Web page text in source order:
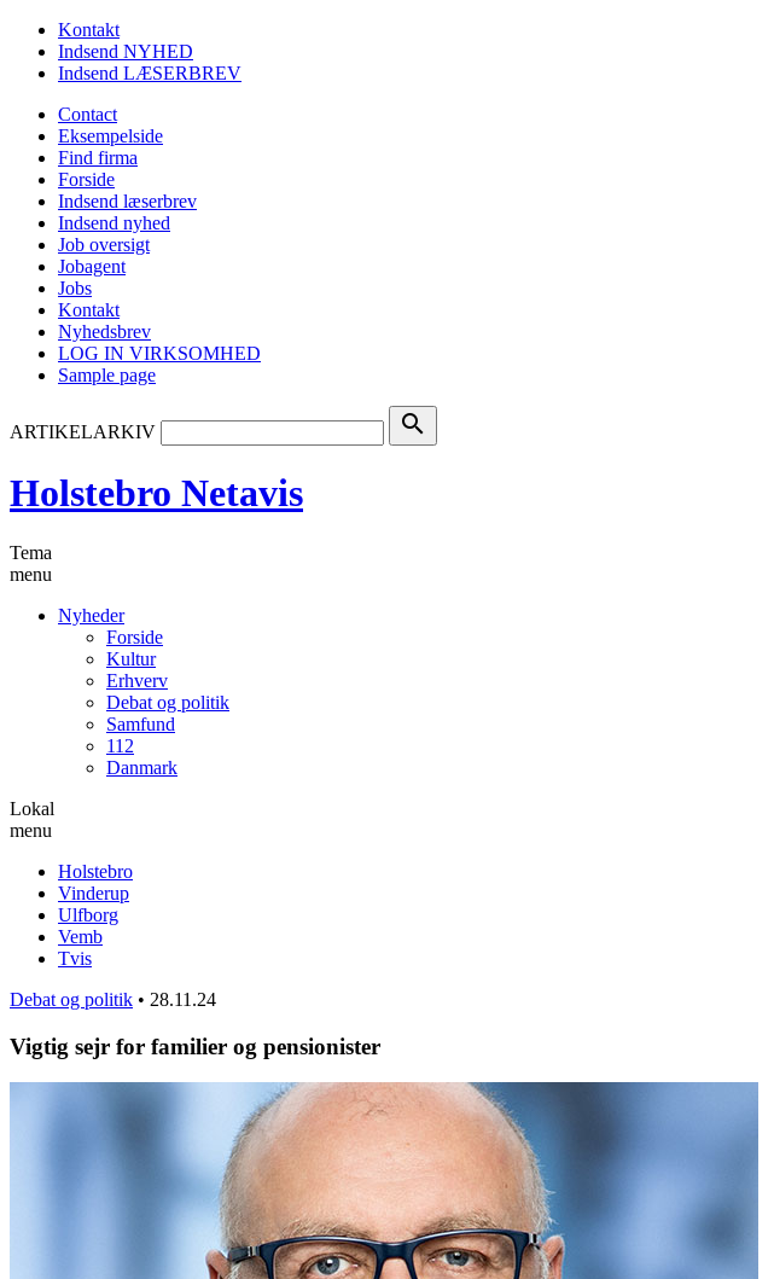
Kontakt
Indsend NYHED
Indsend LÆSERBREV
Contact
Eksempelside
Find firma
Forside
Indsend læserbrev
Indsend nyhed
Job oversigt
Jobagent
Jobs
Kontakt
Nyhedsbrev
LOG IN VIRKSOMHED
Sample page
ARTIKELARKIV search
Holstebro Netavis
Tema
menu
Nyheder
Forside
Kultur
Erhverv
Debat og politik
Samfund
112
Danmark
Lokal
menu
Holstebro
Vinderup
Ulfborg
Vemb
Tvis
Debat og politik • 28.11.24
Vigtig sejr for familier og pensionister